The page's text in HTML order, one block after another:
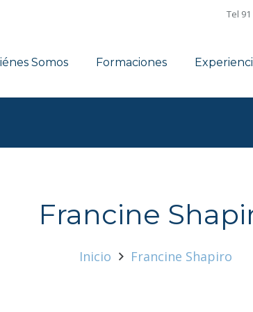
Tel
Somos Formaciones
Francine
Inicio Francine Shapiro